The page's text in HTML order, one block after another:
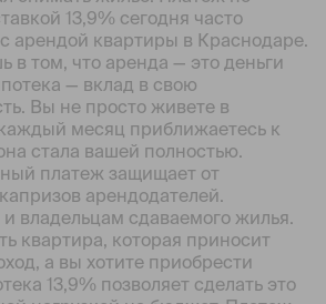
13,9% сегодня часто
арендой квартиры в Краснодаре.
в том, что аренда — это деньги
— вклад в свою
Вы не просто живете в
месяц приближаетесь к
стала вашей полностью.
платеж защищает от
арендодателей.
владельцам сдаваемого жилья.
квартира, которая приносит
а вы хотите приобрести
13,9% позволяет сделать это